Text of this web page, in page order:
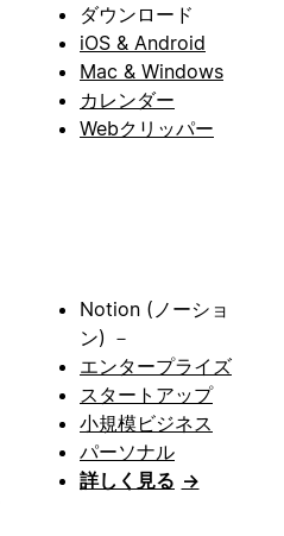
ダウンロード
iOS & Android
Mac & Windows
カレンダー
Webクリッパー
Notion (ノーショ
ン) －
エンタープライズ
スタートアップ
小規模ビジネス
パーソナル
詳しく見る →